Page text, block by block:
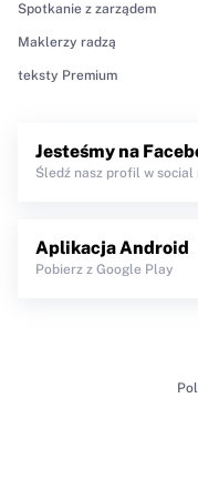
Spotkanie z zarządem
Maklerzy radzą
teksty Premium
Jesteśmy na
Śledź nasz profil w social
Aplikacja Android
Pobierz z Google Play